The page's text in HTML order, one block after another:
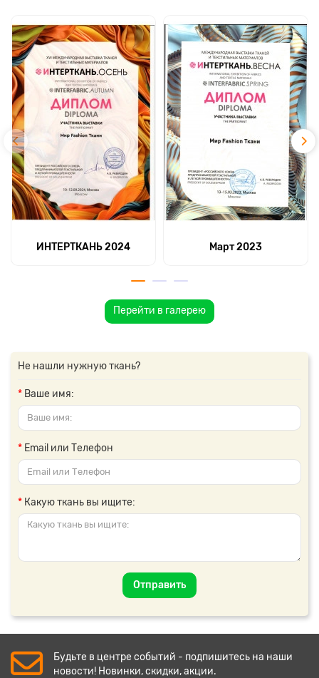
ИНТЕРТКАНЬ 2024 Март 2023
Перейти в галерею
Не нашли нужную ткань?
Ваше имя:
Email или Телефон
Какую ткань вы ищите:
Отправить
Будьте в центре событий - подпишитесь на наши
новости! Новинки, скидки, акции.